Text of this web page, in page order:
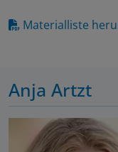
Materialliste
Anja Artzt